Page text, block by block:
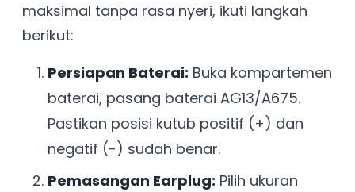
maksimal tanpa rasa nyeri, ikuti langkah
berikut:
Persiapan Baterai: Buka kompartemen
baterai, pasang baterai AG13/A675.
Pastikan posisi kutub positif (+) dan
negatif (-) sudah benar.
Pemasangan Earplug: Pilih ukuran